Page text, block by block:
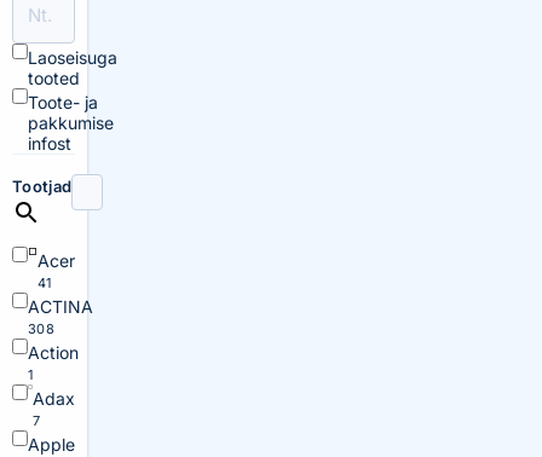
Laoseisuga
tooted
Toote- ja
pakkumise
infost
Tootjad
Acer
41
ACTINA
308
Action
1
Adax
7
Apple